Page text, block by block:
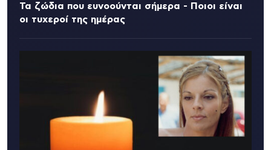
Τα ζώδια που ευνοούνται σήμερα - Ποιοι είναι
οι τυχεροί της ημέρας